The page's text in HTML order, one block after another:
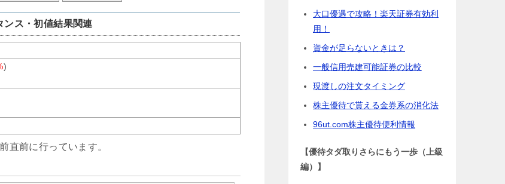
ス・初値結果関連
)
直前に行っています。
大口優遇で攻略！楽天証券有効利
用！
資金が足らないときは？
一般信用売建可能証券の比較
現渡しの注文タイミング
株主優待で貰える金券系の消化法
96ut.com株主優待便利情報
【優待タダ取りさらにもう一歩（上級
編）】